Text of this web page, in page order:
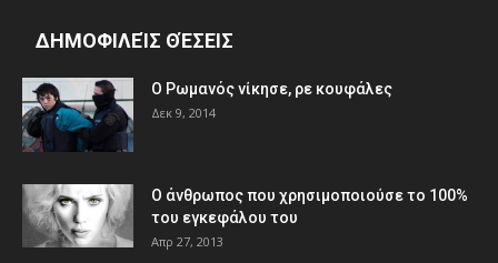
ΔΗΜΟΦΙΛΕΊΣ ΘΈΣΕΙΣ
Ο Ρωμανός νίκησε, ρε κουφάλες
Δεκ 9, 2014
Ο άνθρωπος που χρησιμοποιούσε το 100%
του εγκεφάλου του
Απρ 27, 2013